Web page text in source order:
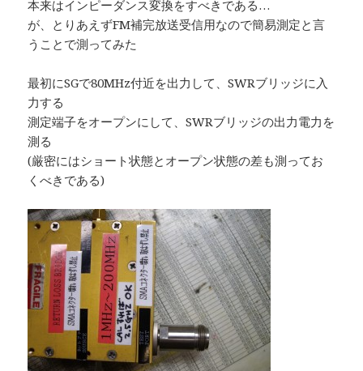
本来はインピーダンス変換をすべきである…
が、とりあえずFM補完放送受信用なので簡易測定と言
うことで測ってみた
最初にSGで80MHz付近を出力して、SWRブリッジに入
力する
測定端子をオープンにして、SWRブリッジの出力電力を
測る
(厳密にはショート状態とオープン状態の差も測ってお
くべきである)